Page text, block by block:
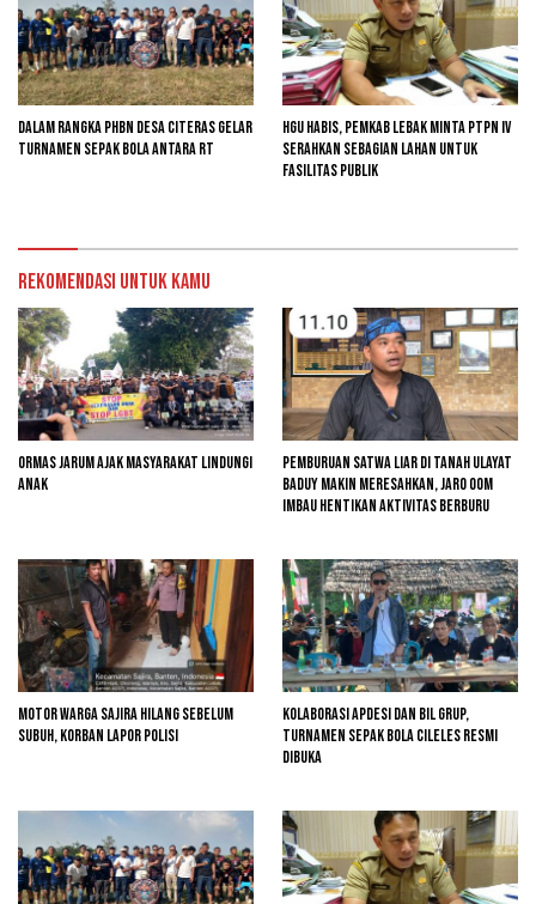
Dalam Rangka PHBN Desa Citeras Gelar
Turnamen Sepak Bola Antara RT
HGU Habis, Pemkab Lebak Minta PTPN IV
Serahkan Sebagian Lahan untuk
Fasilitas Publik
Rekomendasi untuk kamu
Ormas Jarum Ajak Masyarakat Lindungi
Anak
Pemburuan Satwa Liar di Tanah Ulayat
Baduy Makin Meresahkan, Jaro Oom
Imbau Hentikan Aktivitas Berburu
Motor Warga Sajira Hilang Sebelum
Subuh, Korban Lapor Polisi
Kolaborasi Apdesi dan BIL Grup,
Turnamen Sepak Bola Cileles Resmi
Dibuka